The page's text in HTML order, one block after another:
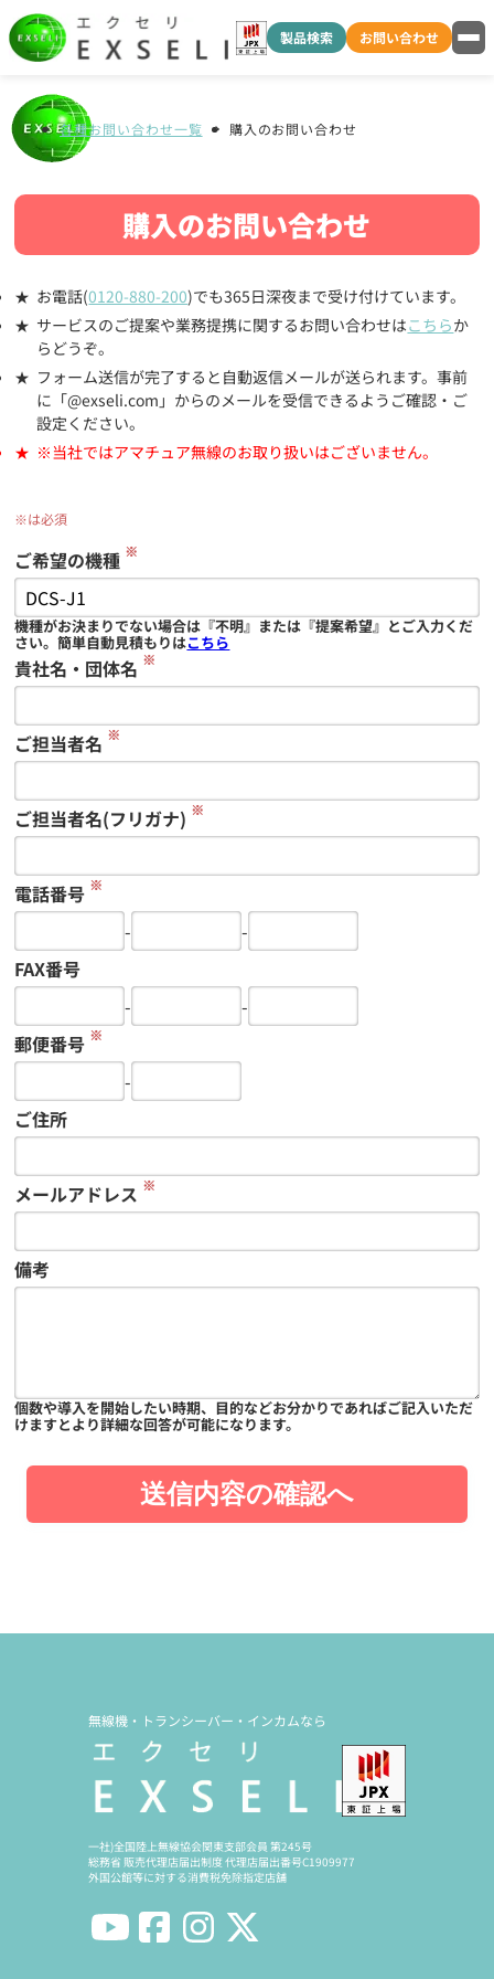
製品検索 お問い合わせ
各種お問い合わせ一覧 購入のお問い合わせ
購入のお問い合わせ
お電話(0120-880-200)でも365日深夜まで受け付けています。
サービスのご提案や業務提携に関するお問い合わせはこちらか
らどうぞ。
フォーム送信が完了すると自動返信メールが送られます。事前
に「@exseli.com」からのメールを受信できるようご確認・ご
設定ください。
※当社ではアマチュア無線のお取り扱いはございません。
※は必須
ご希望の機種 ※
機種がお決まりでない場合は『不明』または『提案希望』とご入力くだ
さい。簡単自動見積もりはこちら
貴社名・団体名 ※
ご担当者名 ※
ご担当者名(フリガナ) ※
電話番号 ※
-
-
FAX番号
-
-
郵便番号 ※
-
ご住所
メールアドレス ※
備考
個数や導入を開始したい時期、目的などお分かりであればご記入いただ
けますとより詳細な回答が可能になります。
送信内容の確認へ
無線機・トランシーバー・インカムなら
一社)全国陸上無線協会関東支部会員 第245号
総務省 販売代理店届出制度 代理店届出番号C1909977
外国公館等に対する消費税免除指定店舗